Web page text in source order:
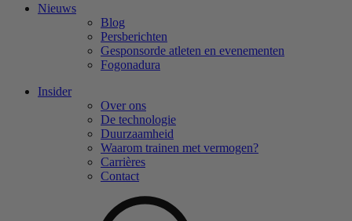
Nieuws
Blog
Persberichten
Gesponsorde atleten en evenementen
Fogonadura
Insider
Over ons
De technologie
Duurzaamheid
Waarom trainen met vermogen?
Carrières
Contact